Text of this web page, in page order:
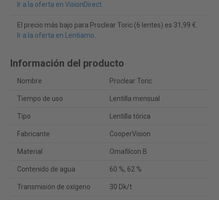
Ir a la oferta en VisionDirect.
El precio más bajo para Proclear Toric (6 lentes) es 31,99 €.
Ir a la oferta en Lentiamo.
Información del producto
Nombre Proclear Toric
Tiempo de uso Lentilla mensual
Tipo Lentilla tórica
Fabricante CooperVision
Material Omafilcon B
Contenido de agua 60 %, 62 %
Transmisión de oxígeno 30 Dk/t